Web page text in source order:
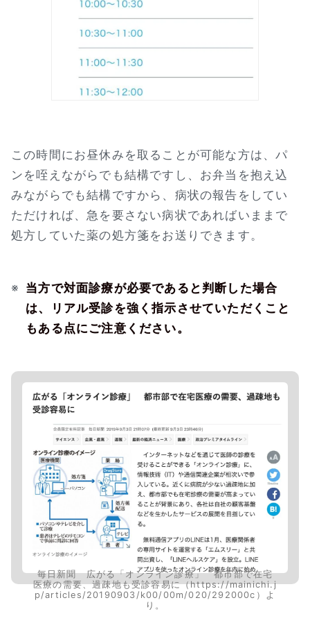
この時間にお昼休みを取ることが可能な方は、パ
ンを咥えながらでも結構ですし、お弁当を抱え込
みながらでも結構ですから、病状の報告をしてい
ただければ、急を要さない病状であればいままで
処方していた薬の処方箋をお送りできます。
※ 当方で対面診療が必要であると判断した場合
は、リアル受診を強く指示させていただくこと
もある点にご注意ください。
毎日新聞 広がる「オンライン診療」 都市部で在宅
医療の需要、過疎地も受診容易に（https://mainichi.j
p/articles/20190903/k00/00m/020/292000c）よ
り。